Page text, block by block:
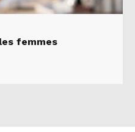
femmes